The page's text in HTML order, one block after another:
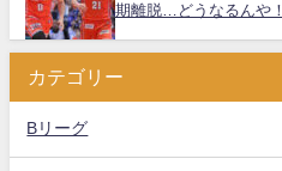
期離脱…どうなるんや！
カテゴリー
Bリーグ